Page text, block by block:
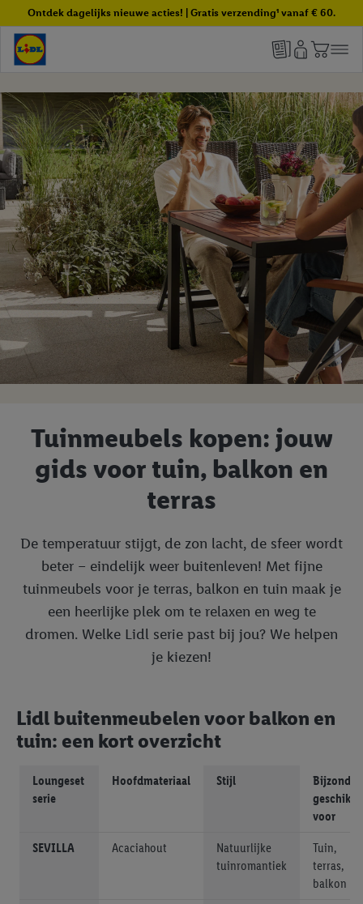
Ontdek dagelijks nieuwe acties! | Gratis verzending¹ vanaf € 60.
Tuinmeubels kopen: jouw
gids voor tuin, balkon en
terras
De temperatuur stijgt, de zon lacht, de sfeer wordt
beter – eindelijk weer buitenleven! Met fijne
tuinmeubels voor je terras, balkon en tuin maak je
een heerlijke plek om te relaxen en weg te
dromen. Welke Lidl serie past bij jou? We helpen
je kiezen!
Lidl buitenmeubelen voor balkon en
tuin: een kort overzicht
Loungeset
serie
Hoofdmateriaal Stijl
Bijzonder
geschikt
voor
SEVILLA Acaciahout
Natuurlijke
tuinromantiek
Tuin,
terras,
balkon